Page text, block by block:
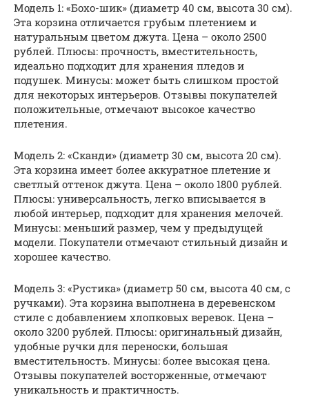
Модель 1: «Бохо-шик» (диаметр 40 см, высота 30 см).
Эта корзина отличается грубым плетением и
натуральным цветом джута. Цена – около 2500
рублей. Плюсы: прочность, вместительность,
идеально подходит для хранения пледов и
подушек. Минусы: может быть слишком простой
для некоторых интерьеров. Отзывы покупателей
положительные, отмечают высокое качество
плетения.
Модель 2: «Сканди» (диаметр 30 см, высота 20 см).
Эта корзина имеет более аккуратное плетение и
светлый оттенок джута. Цена – около 1800 рублей.
Плюсы: универсальность, легко вписывается в
любой интерьер, подходит для хранения мелочей.
Минусы: меньший размер, чем у предыдущей
модели. Покупатели отмечают стильный дизайн и
хорошее качество.
Модель 3: «Рустика» (диаметр 50 см, высота 40 см, с
ручками). Эта корзина выполнена в деревенском
стиле с добавлением хлопковых веревок. Цена –
около 3200 рублей. Плюсы: оригинальный дизайн,
удобные ручки для переноски, большая
вместительность. Минусы: более высокая цена.
Отзывы покупателей восторженные, отмечают
уникальность и практичность.